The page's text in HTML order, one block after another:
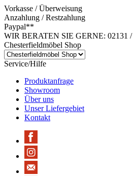
Vorkasse / Überweisung
Anzahlung / Restzahlung
Paypal**
WIR BERATEN SIE GERNE: 02131 /
Chesterfieldmöbel Shop
Service/Hilfe
Produktanfrage
Showroom
Über uns
Unser Liefergebiet
Kontakt